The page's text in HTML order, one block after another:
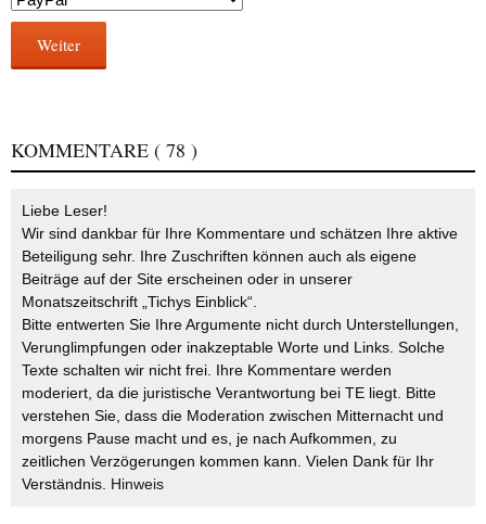
Weiter
KOMMENTARE ( 78 )
Liebe Leser!
Wir sind dankbar für Ihre Kommentare und schätzen Ihre aktive
Beteiligung sehr. Ihre Zuschriften können auch als eigene
Beiträge auf der Site erscheinen oder in unserer
Monatszeitschrift „Tichys Einblick“.
Bitte entwerten Sie Ihre Argumente nicht durch Unterstellungen,
Verunglimpfungen oder inakzeptable Worte und Links. Solche
Texte schalten wir nicht frei. Ihre Kommentare werden
moderiert, da die juristische Verantwortung bei TE liegt. Bitte
verstehen Sie, dass die Moderation zwischen Mitternacht und
morgens Pause macht und es, je nach Aufkommen, zu
zeitlichen Verzögerungen kommen kann. Vielen Dank für Ihr
Verständnis. Hinweis